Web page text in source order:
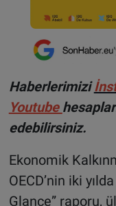
Haberlerimizi
Youtube
edebilirsiniz.
Ekonomik
OECD’nin iki
Glance” raporu,